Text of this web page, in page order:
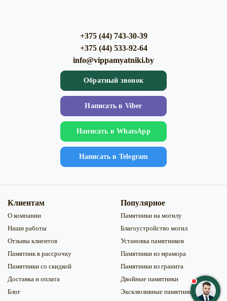
+375 (44) 743-30-39
+375 (44) 533-92-64
info@vippamyatniki.by
Обратный звонок
Напиcать в Viber
Напиcать в WhatsApp
Напиcать в Telegram
Клиентам
О компании
Наши работы
Отзывы клиентов
Памятник в рассрочку
Памятники со скидкой
Доставка и оплата
Блог
Популярное
Памятники на могилу
Благоустройство могил
Установка памятников
Памятники из мрамора
Памятники из гранита
Двойные памятники
Эксклюзивные памятники